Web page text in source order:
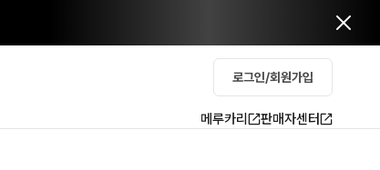
로그인/회원가입
메루카리 판매자센터